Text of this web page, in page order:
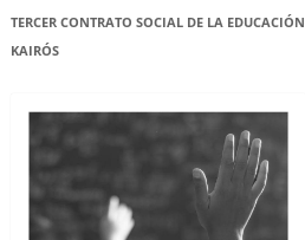
TERCER CONTRATO SOCIAL DE LA EDUCACIÓN
KAIRÓS